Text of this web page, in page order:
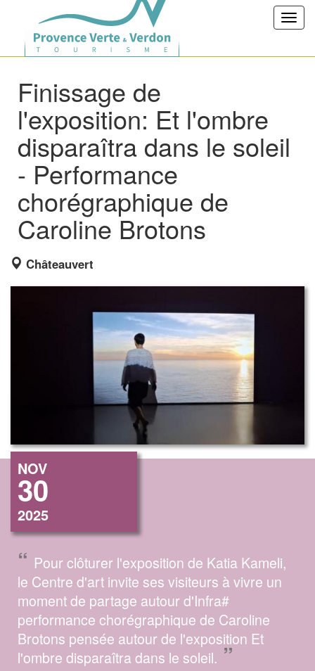
Finissage de
l'exposition: Et l'ombre
disparaîtra dans le soleil
- Performance
chorégraphique de
Caroline Brotons
Châteauvert
NOV
30
2025
“ Pour clôturer l'exposition de Katia Kameli,
le Centre d'art invite ses visiteurs à vivre un
moment de partage autour d'Infra#
performance chorégraphique de Caroline
Brotons pensée autour de l'exposition Et
l'ombre disparaîtra dans le soleil. ”